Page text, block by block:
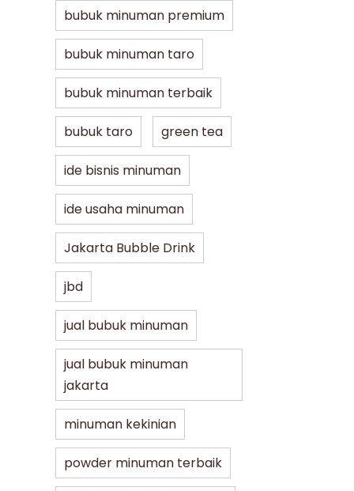
bubuk minuman premium
bubuk minuman taro
bubuk minuman terbaik
bubuk taro green tea
ide bisnis minuman
ide usaha minuman
Jakarta Bubble Drink
jbd
jual bubuk minuman
jual bubuk minuman
jakarta
minuman kekinian
powder minuman terbaik